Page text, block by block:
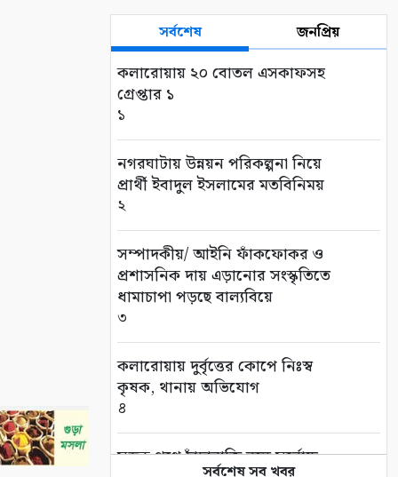
সর্বশেষ জনপ্রিয়
কলারোয়ায় ২০ বোতল এসকাফসহ
গ্রেপ্তার ১
১
নগরঘাটায় উন্নয়ন পরিকল্পনা নিয়ে
প্রার্থী ইবাদুল ইসলামের মতবিনিময়
২
সম্পাদকীয়/ আইনি ফাঁকফোকর ও
প্রশাসনিক দায় এড়ানোর সংস্কৃতিতে
ধামাচাপা পড়ছে বাল্যবিয়ে
৩
কলারোয়ায় দুর্বৃত্তের কোপে নিঃস্ব
কৃষক, থানায় অভিযোগ
৪
সড়ক পথে চাঁদাবাজি বন্ধে সর্বোচ্চ
সর্বশেষ সব খবর